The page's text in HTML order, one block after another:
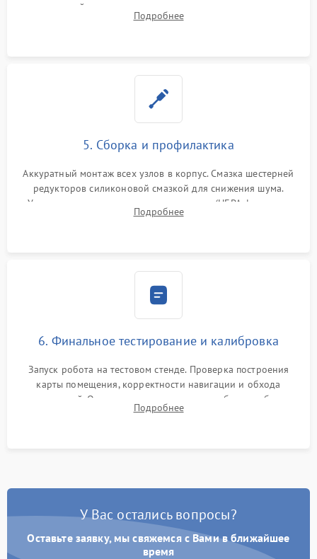
двигателей, изношенного аккумулятора, неисправного
лидара или помпы подачи воды. Восстановление шлейфов и
Подробнее
5. Сборка и профилактика
Аккуратный монтаж всех узлов в корпус. Смазка шестерней
редукторов силиконовой смазкой для снижения шума.
Установка новых расходных материалов (HEPA-фильтров,
микрофибры, щеток). Надежная фиксация разъемов и
Подробнее
6. Финальное тестирование и калибровка
Запуск робота на тестовом стенде. Проверка построения
карты помещения, корректности навигации и обхода
препятствий. Оценка силы всасывания и работы турбины.
Тестирование автоматического возврата на док-станцию и
Подробнее
У Вас остались вопросы?
Оставьте заявку, мы свяжемся с Вами в ближайшее
время